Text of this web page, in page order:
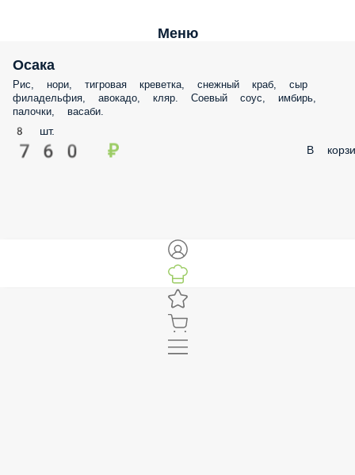
Меню
Осака
Рис, нори, тигровая креветка, снежный краб, сыр филадельфия,
авокадо, кляр. Соевый соус, имбирь, палочки, васаби.
8 шт.
760 ₽